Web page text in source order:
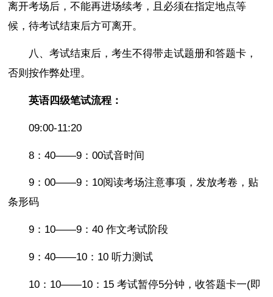
离开考场后，不能再进场续考，且必须在指定地点等
候，待考试结束后方可离开。
八、考试结束后，考生不得带走试题册和答题卡，
否则按作弊处理。
英语四级笔试流程：
09:00-11:20
8：40——9：00试音时间
9：00——9：10阅读考场注意事项，发放考卷，贴
条形码
9：10——9：40 作文考试阶段
9：40——10：10 听力测试
10：10——10：15 考试暂停5分钟，收答题卡一(即